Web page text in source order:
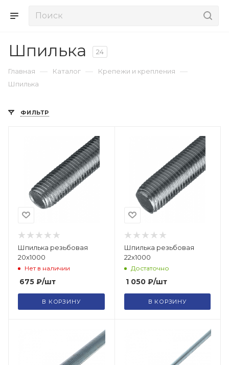
Шпилька 24
Главная — Каталог — Крепежи и крепления —
Шпилька
ФИЛЬТР
Шпилька резьбовая
20х1000
Нет в наличии
675 ₽/шт
В КОРЗИНУ
Шпилька резьбовая
22х1000
Достаточно
1 050₽/шт
В КОРЗИНУ